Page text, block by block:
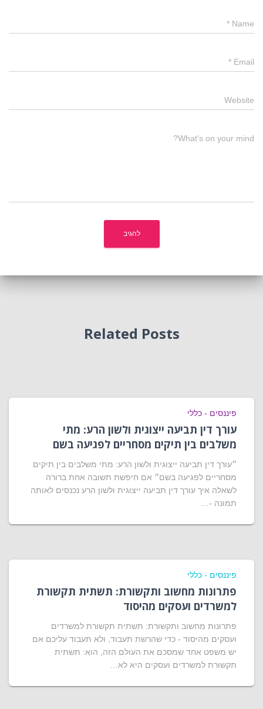
Name
*
Email
*
Website
What's on your mind?
Related Posts
פיננסים - כללי
עורך דין תביעה ייצוגית ולשון הרע: מתי
משלבים בין תיקים מסחריים לפגיעה בשם
״עורך דין תביעה ייצוגית ולשון הרע: מתי משלבים בין תיקים
מסחריים לפגיעה בשם״ אם חיפשת תשובה אחת ברורה
לשאלה איך עורך דין תביעה ייצוגית ולשון הרע נכנסים לאותה
תמונה -…
פיננסים - כללי
פתרונות מחשוב ותקשורת: תשתית תקשורת
למשרדים ועסקים מהיסוד
פתרונות מחשוב ותקשורת: תשתית תקשורת למשרדים
ועסקים מהיסוד - כדי שהרשת תעבוד, ולא תעבוד עליכם אם
יש משפט אחד שמסכם את העולם הזה, הוא: תשתית
תקשורת למשרדים ועסקים היא לא…